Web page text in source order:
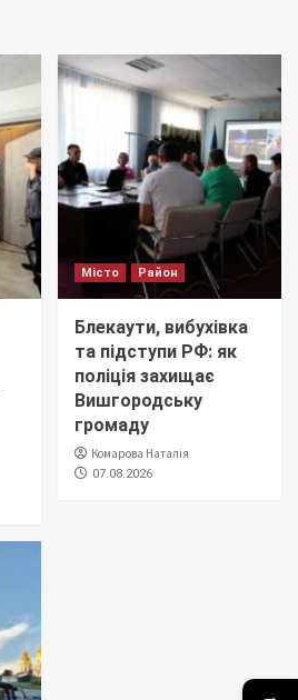
Місто Район
Блекаути, вибухівка
та підступи РФ: як
поліція захищає
Вишгородську
громаду
Комарова Наталія
07.08.2026